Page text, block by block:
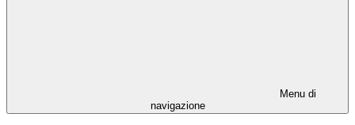
Menu di
navigazione